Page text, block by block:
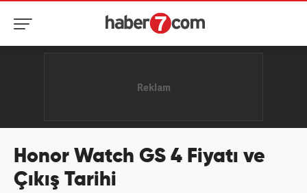
Honor Watch GS 4 Fiyatı ve
Çıkış Tarihi